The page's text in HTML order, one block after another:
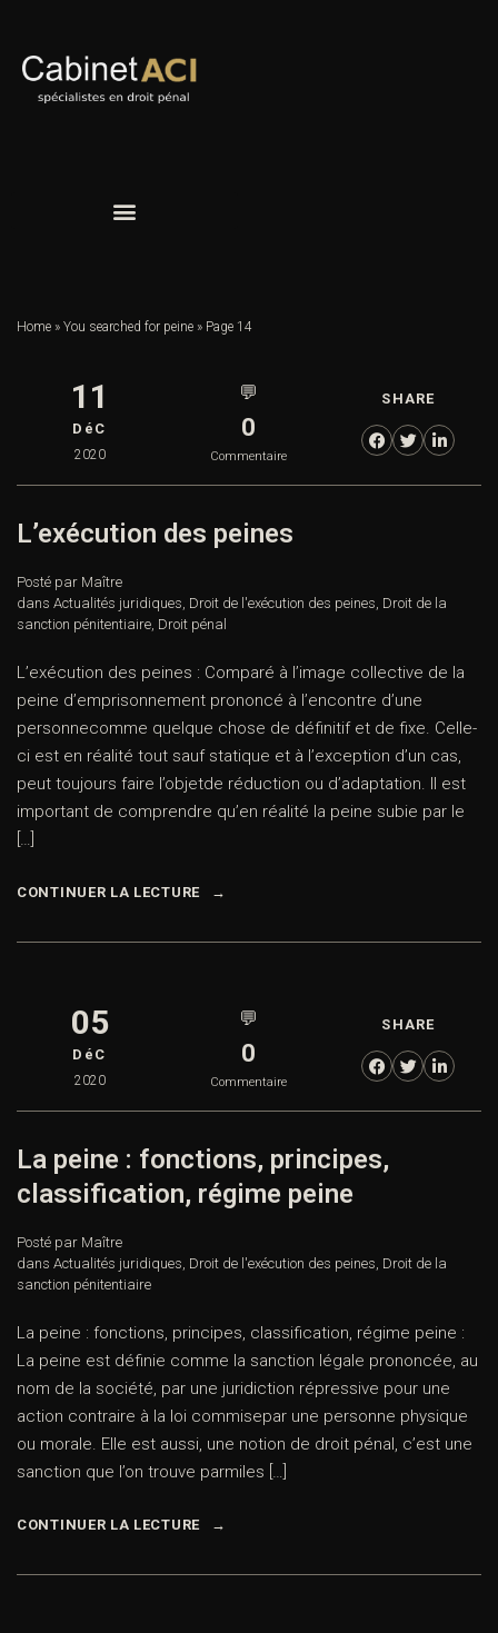
Home » You searched for peine » Page 14
11
DéC
2020
💬
0
Commentaire
SHARE
L’exécution des peines
Posté par Maître
dans Actualités juridiques, Droit de l'exécution des peines, Droit de la
sanction pénitentiaire, Droit pénal
L’exécution des peines : Comparé à l’image collective de la
peine d’emprisonnement prononcé à l’encontre d’une
personnecomme quelque chose de définitif et de fixe. Celle-
ci est en réalité tout sauf statique et à l’exception d’un cas,
peut toujours faire l’objetde réduction ou d’adaptation. Il est
important de comprendre qu’en réalité la peine subie par le
[…]
CONTINUER LA LECTURE
05
DéC
2020
💬
0
Commentaire
SHARE
La peine : fonctions, principes,
classification, régime peine
Posté par Maître
dans Actualités juridiques, Droit de l'exécution des peines, Droit de la
sanction pénitentiaire
La peine : fonctions, principes, classification, régime peine :
La peine est définie comme la sanction légale prononcée, au
nom de la société, par une juridiction répressive pour une
action contraire à la loi commisepar une personne physique
ou morale. Elle est aussi, une notion de droit pénal, c’est une
sanction que l’on trouve parmiles […]
CONTINUER LA LECTURE